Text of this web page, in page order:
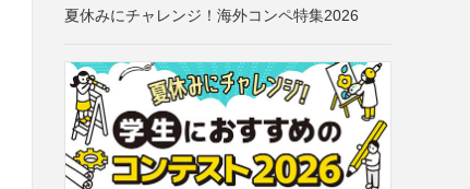
夏休みにチャレンジ！海外コンペ特集2026